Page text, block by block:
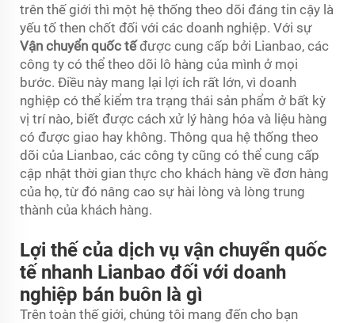
trên thế giới thì một hệ thống theo dõi đáng tin cậy là
yếu tố then chốt đối với các doanh nghiệp. Với sự
Vận chuyển quốc tếđược cung cấp bởi Lianbao, các
công ty có thể theo dõi lô hàng của mình ở mọi
bước. Điều này mang lại lợi ích rất lớn, vì doanh
nghiệp có thể kiểm tra trạng thái sản phẩm ở bất kỳ
vị trí nào, biết được cách xử lý hàng hóa và liệu hàng
có được giao hay không. Thông qua hệ thống theo
dõi của Lianbao, các công ty cũng có thể cung cấp
cập nhật thời gian thực cho khách hàng về đơn hàng
của họ, từ đó nâng cao sự hài lòng và lòng trung
thành của khách hàng.
Lợi thế của dịch vụ vận chuyển quốc
tế nhanh Lianbao đối với doanh
nghiệp bán buôn là gì
Trên toàn thế giới, chúng tôi mang đến cho bạn